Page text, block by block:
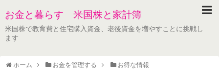
お金と暮らす 米国株と家計簿
米国株で教育費と住宅購入資金、老後資金を増やすことに挑戦し
ます
ホーム お金を管理する お得な情報